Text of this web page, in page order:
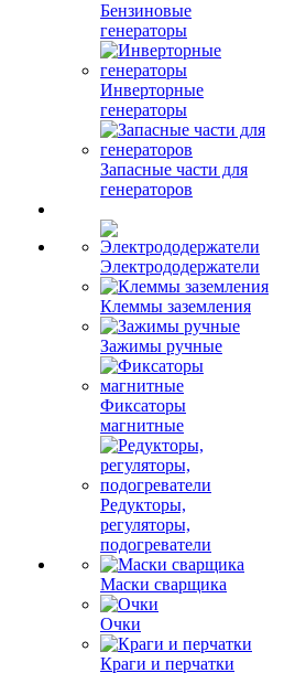
Бензиновые
генераторы
Инверторные
генераторы
Запасные части для
генераторов
Электрододержатели
Клеммы заземления
Зажимы ручные
Фиксаторы
магнитные
Редукторы,
регуляторы,
подогреватели
Маски сварщика
Очки
Краги и перчатки